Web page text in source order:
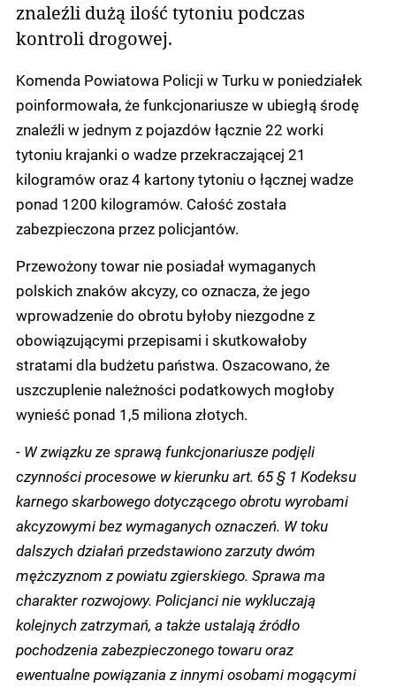
znaleźli dużą ilość tytoniu podczas
kontroli drogowej.
Komenda Powiatowa Policji w Turku w poniedziałek
poinformowała, że funkcjonariusze w ubiegłą środę
znaleźli w jednym z pojazdów łącznie 22 worki
tytoniu krajanki o wadze przekraczającej 21
kilogramów oraz 4 kartony tytoniu o łącznej wadze
ponad 1200 kilogramów. Całość została
zabezpieczona przez policjantów.
Przewożony towar nie posiadał wymaganych
polskich znaków akcyzy, co oznacza, że jego
wprowadzenie do obrotu byłoby niezgodne z
obowiązującymi przepisami i skutkowałoby
stratami dla budżetu państwa. Oszacowano, że
uszczuplenie należności podatkowych mogłoby
wynieść ponad 1,5 miliona złotych.
- W związku ze sprawą funkcjonariusze podjęli
czynności procesowe w kierunku art. 65 § 1 Kodeksu
karnego skarbowego dotyczącego obrotu wyrobami
akcyzowymi bez wymaganych oznaczeń. W toku
dalszych działań przedstawiono zarzuty dwóm
mężczyznom z powiatu zgierskiego. Sprawa ma
charakter rozwojowy. Policjanci nie wykluczają
kolejnych zatrzymań, a także ustalają źródło
pochodzenia zabezpieczonego towaru oraz
ewentualne powiązania z innymi osobami mogącymi